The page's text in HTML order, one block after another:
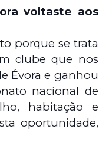
voltaste aos
porque se trata
clube que nos
Évora e ganhou
nacional de
habitação e
oportunidade,